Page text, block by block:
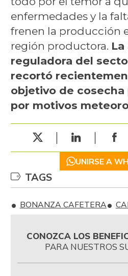
enfermedades y la
frenen la producción
región productora.
reguladora del
recortó
objetivo de cosecha
por motivos
UNIRSE A
TAGS
BONANZA CAFETERA
CONOZCA LOS
PARA NUESTROS